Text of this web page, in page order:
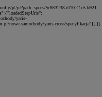
pl/pl?path=specs/5c933238-df10-41c5-b921-
yaris-
nowe-samochody/yaris-cross/specyfikacja"}}}}